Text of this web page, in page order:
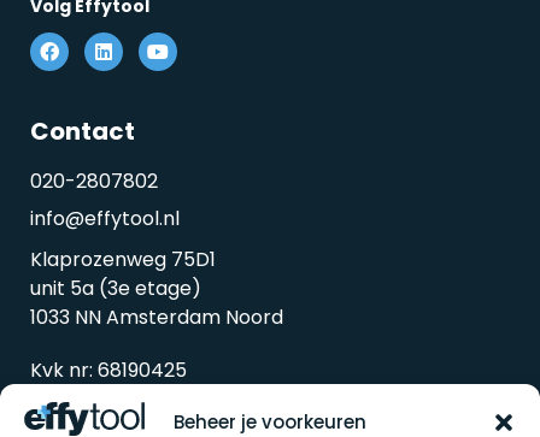
Beheer je voorkeuren
Volg Effytool
Contact
020-2807802
info@effytool.nl
Klaprozenweg 75D1
unit 5a (3e etage)
1033 NN Amsterdam Noord
Kvk nr: 68190425
Btw nr: 857338298B01